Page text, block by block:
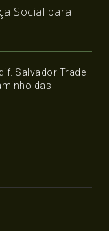
Social para
Salvador Trade
das